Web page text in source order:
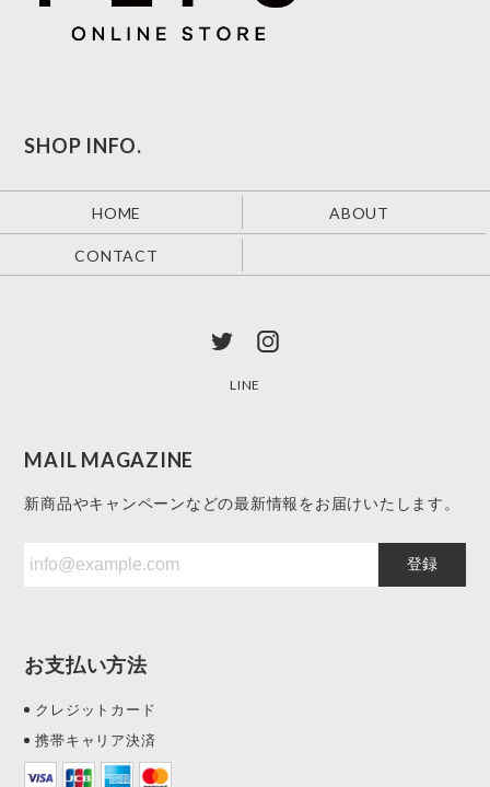
SHOP INFO.
HOME ABOUT
CONTACT
LINE
MAIL MAGAZINE
新商品やキャンペーンなどの最新情報をお届けいたします。
登録
お支払い方法
クレジットカード
携帯キャリア決済